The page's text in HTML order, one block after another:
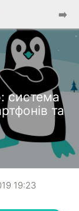
➡️
система
та
19:23